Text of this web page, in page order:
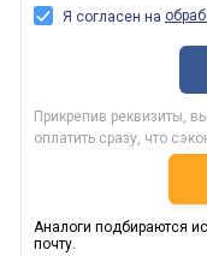
Я согласен на
Прикрепив реквизиты,
оплатить сразу, что
Аналоги подбираются
почту.